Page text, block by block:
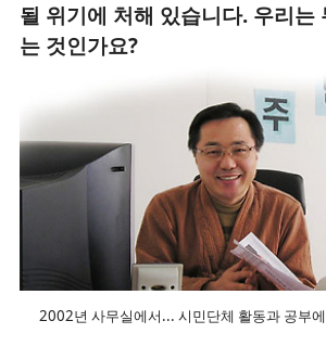
될 위기에 처해 있습니다. 우리는
는 것인가요?
2002년 사무실에서... 시민단체 활동과 공부